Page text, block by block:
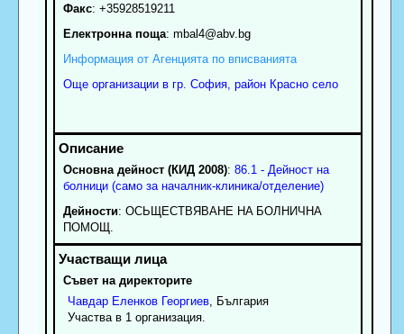
Факс: +35928519211
Електронна поща: mbal4@abv.bg
Информация от Агенцията по вписванията
Още организации в гр. София, район Красно село
Основна дейност (КИД 2008): 86.1 - Дейност на
болници (само за началник-клиника/отделение)
Дейности: OCЬЩECTBЯBAHE HA БOЛHИЧHA
ПOMOЩ.
Съвет на директорите
Чавдар Еленков Георгиев, България
Участва в 1 организация.